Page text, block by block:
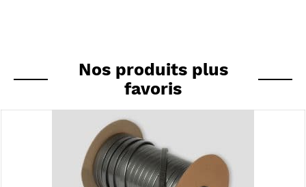
Nos produits plus
favoris